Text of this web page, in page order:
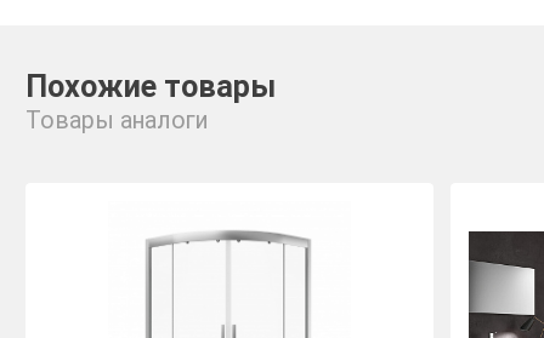
Похожие товары
Товары аналоги